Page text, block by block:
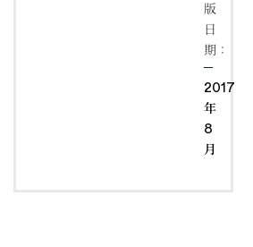
版
日
期：
2017
年
8
月